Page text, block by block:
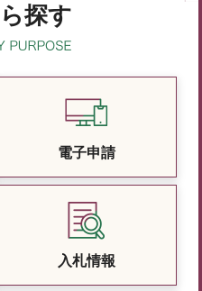
探す
電子申請
入札情報